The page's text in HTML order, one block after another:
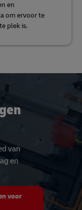
en
om ervoor te
plek is.
van
en
voor